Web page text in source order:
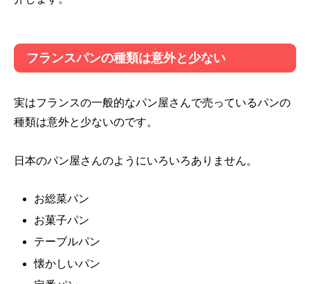
フランスパンの種類は意外と少ない
実はフランスの一般的なパン屋さんで売っているパンの
種類は意外と少ないのです。
日本のパン屋さんのようにいろいろありません。
お総菜パン
お菓子パン
テーブルパン
懐かしいパン